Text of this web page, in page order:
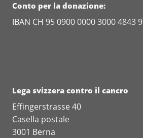
Conto per la donazione:
IBAN CH 95 0900 0000 3000 4843 9
Lega svizzera contro il cancro
Effingerstrasse 40
Casella postale
3001 Berna